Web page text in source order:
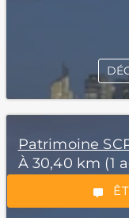
*Champs
Patrimoine
À 30,40 km (1